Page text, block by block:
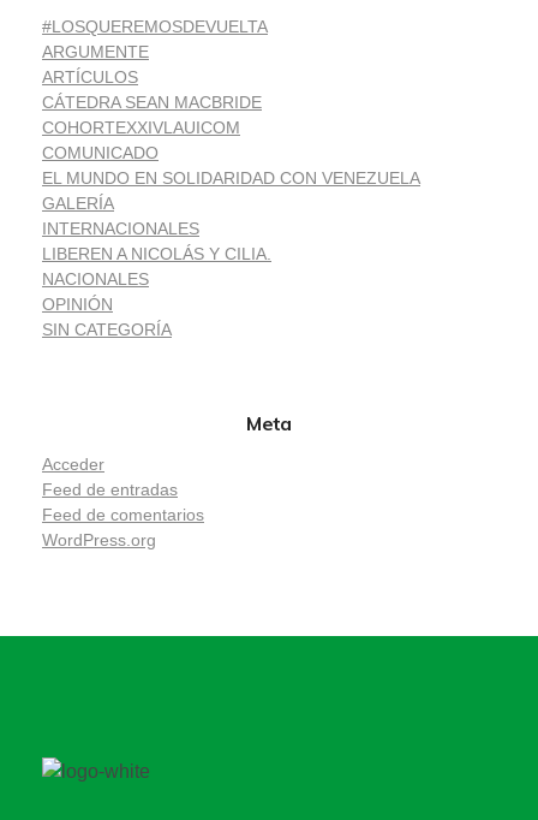
#LOSQUEREMOSDEVUELTA
ARGUMENTE
ARTÍCULOS
CÁTEDRA SEAN MACBRIDE
COHORTEXXIVLAUICOM
COMUNICADO
EL MUNDO EN SOLIDARIDAD CON VENEZUELA
GALERÍA
INTERNACIONALES
LIBEREN A NICOLÁS Y CILIA.
NACIONALES
OPINIÓN
SIN CATEGORÍA
Meta
Acceder
Feed de entradas
Feed de comentarios
WordPress.org